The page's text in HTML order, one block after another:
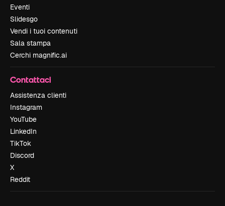
Eventi
Slidesgo
Vendi i tuoi contenuti
Sala stampa
Cerchi magnific.ai
Contattaci
Assistenza clienti
Instagram
YouTube
LinkedIn
TikTok
Discord
X
Reddit